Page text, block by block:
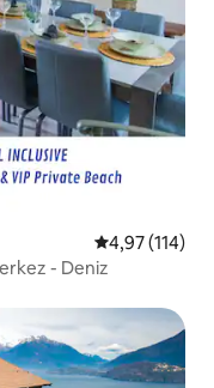
5 üzerinden
4,97 (114)
- Deniz
arasında